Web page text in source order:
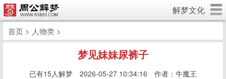
解梦文化
首页 > 人物类 >
梦见妹妹尿裤子
已有15人解梦 2026-05-27 10:34:16 作者：牛魔王